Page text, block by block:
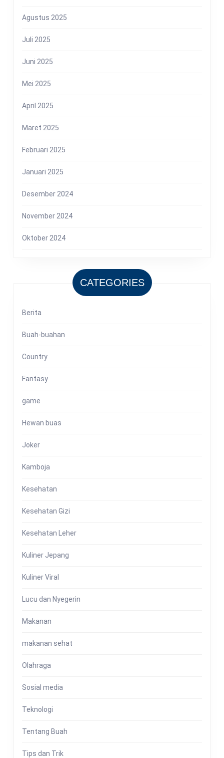
Agustus 2025
Juli 2025
Juni 2025
Mei 2025
April 2025
Maret 2025
Februari 2025
Januari 2025
Desember 2024
November 2024
Oktober 2024
CATEGORIES
Berita
Buah-buahan
Country
Fantasy
game
Hewan buas
Joker
Kamboja
Kesehatan
Kesehatan Gizi
Kesehatan Leher
Kuliner Jepang
Kuliner Viral
Lucu dan Nyegerin
Makanan
makanan sehat
Olahraga
Sosial media
Teknologi
Tentang Buah
Tips dan Trik